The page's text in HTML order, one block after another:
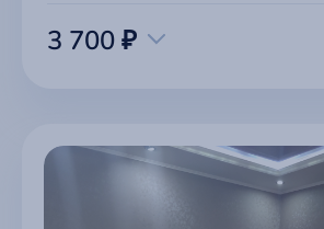
3 700 ₽